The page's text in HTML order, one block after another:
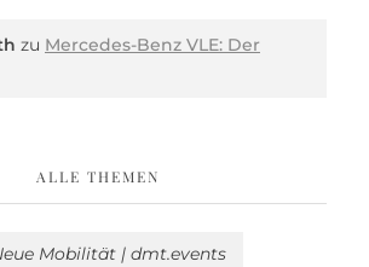
zu Mercedes-Benz VLE: Der
ALLE THEMEN
Mobilität | dmt.events